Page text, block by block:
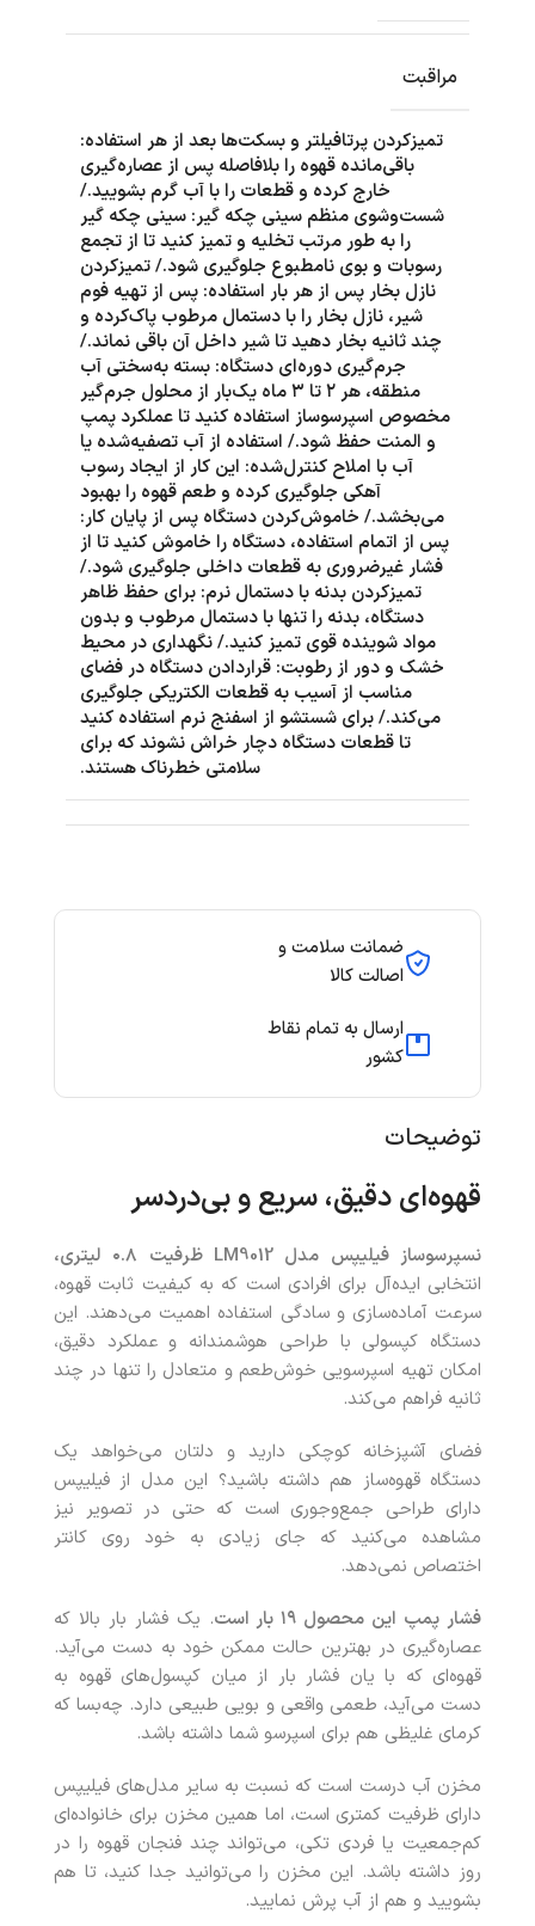
ضمانت سلامت و
اصالت کالا
ارسال به تمام نقاط
کشور
توضیحات
قهوه‌ای دقیق، سریع و بی‌دردسر
نسپرسوساز فیلیپس مدل ظرفیت ۰.۸
لیتری،
انتخابی ایده‌آل برای افرادی است که به کیفیت ثابت قهوه،
سرعت آماده‌سازی و سادگی استفاده اهمیت می‌دهند. این
دستگاه کپسولی با طراحی هوشمندانه و عملکرد دقیق،
امکان تهیه اسپرسویی خوش‌طعم و متعادل را تنها در چند
ثانیه فراهم می‌کند.
فضای آشپزخانه کوچکی دارید و دلتان می‌خواهد یک
دستگاه قهوه‌ساز هم داشته باشید؟ این مدل از فیلیپس
دارای طراحی جمع‌وجوری است که حتی در تصویر نیز
مشاهده می‌کنید که جای زیادی به خود روی کانتر
اختصاص نمی‌دهد.
فشار پمپ این محصول ۱۹ بار است
. یک فشار بار بالا که
عصاره‌گیری در بهترین حالت ممکن خود به دست می‌آید.
قهوه‌ای که با یان فشار بار از میان کپسول‌های قهوه به
دست می‌آید، طعمی واقعی و بویی طبیعی دارد. چه‌بسا که
کرمای غلیظی هم برای اسپرسو شما داشته باشد.
مخزن آب درست است که نسبت به سایر مدل‌های فیلیپس
دارای ظرفیت کمتری است، اما همین مخزن برای خانواده‌ای
کم‌جمعیت یا فردی تکی، می‌تواند چند فنجان قهوه را در
روز داشته باشد. این مخزن را می‌توانید جدا کنید، تا هم
بشویید و هم از آب پرش نمایید.
مراقبت
تمیزکردن پرتافیلتر و بسکت‌ها بعد از هر استفاده:
باقی‌مانده قهوه را بلافاصله پس از عصاره‌گیری
خارج کرده و قطعات را با آب گرم بشویید./
شست‌وشوی منظم سینی چکه‌ گیر: سینی چکه گیر
را به طور مرتب تخلیه و تمیز کنید تا از تجمع
رسوبات و بوی نامطبوع جلوگیری شود./ تمیزکردن
نازل بخار پس از هر بار استفاده: پس از تهیه فوم
شیر، نازل بخار را با دستمال مرطوب پاک‌کرده و
چند ثانیه بخار دهید تا شیر داخل آن باقی نماند./
جرم‌گیری دوره‌ای دستگاه: بسته به‌سختی آب
منطقه، هر ۲ تا ۳ ماه یک‌بار از محلول جرم‌گیر
مخصوص اسپرسوساز استفاده کنید تا عملکرد پمپ
و المنت حفظ شود./ استفاده از آب تصفیه‌شده یا
آب با املاح کنترل‌شده: این کار از ایجاد رسوب
آهکی جلوگیری کرده و طعم قهوه را بهبود
می‌بخشد./ خاموش‌کردن دستگاه پس از پایان کار:
پس از اتمام استفاده، دستگاه را خاموش کنید تا از
فشار غیرضروری به قطعات داخلی جلوگیری شود./
تمیزکردن بدنه با دستمال نرم: برای حفظ ظاهر
دستگاه، بدنه را تنها با دستمال مرطوب و بدون
مواد شوینده قوی تمیز کنید./ نگهداری در محیط
خشک و دور از رطوبت: قراردادن دستگاه در فضای
مناسب از آسیب به قطعات الکتریکی جلوگیری
می‌کند./ برای شستشو از اسفنج نرم استفاده کنید
تا قطعات دستگاه دچار خراش نشوند که برای
سلامتی خطرناک هستند.